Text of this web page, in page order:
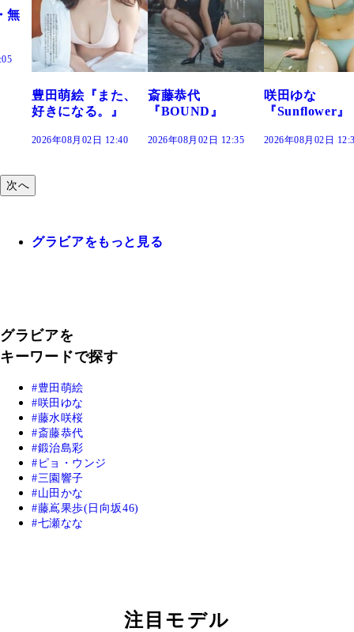
斎藤恭代
『BOUND』
2026年08月02日 12:35
咲田ゆな
『Sunflower』
2026年08月02日 12:30
藤水咲桜『花
だまり』
2026年08月02日
次へ
グラビアをもっと見る
グラビアを
キーワードで探す
豊田萌絵
咲田ゆな
藤水咲桜
斎藤恭代
鍛治島彩
ピョ・ウンジ
三園響子
山田かな
藤嶌果歩(日向坂46)
七瀬なな
注目モデル